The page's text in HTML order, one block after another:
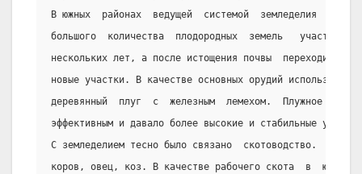
В южных  районах  ведущей  системой  земледелия  был
большого  количества  плодородных  земель   участки
нескольких лет, а после истощения почвы  переходили
новые участки. В качестве основных орудий
деревянный  плуг  с  железным  лемехом.  Плужное
эффективным и давало более высокие и стабильные урожаи.
С земледелием тесно было связано  скотоводство.
коров, овец, коз. В качестве рабочего скота  в  южных